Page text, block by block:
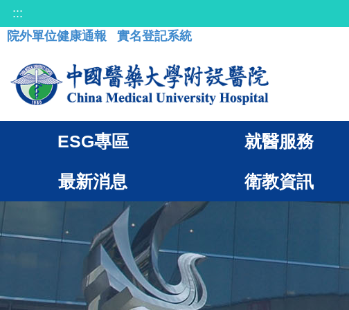
:::
院外單位健康通報
實名登記系統
ESG專區 就醫服務
最新消息 衛教資訊